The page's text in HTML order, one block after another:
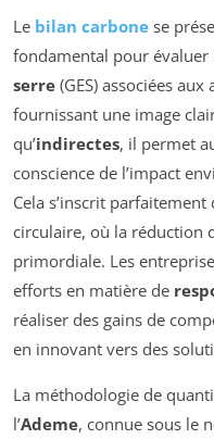
Le bilan carbone se
fondamental pour évaluer
serre (GES) associées
fournissant une image
qu’indirectes, il permet
conscience de l’impact
Cela s’inscrit parfaitement
circulaire, où la réduction
primordiale. Les
efforts en matière de
réaliser des gains de
en innovant vers des
La méthodologie de
l’Ademe, connue sous le